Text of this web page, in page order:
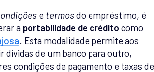
e termosdo empréstimo, é
a portabilidade de crédito como
. Esta modalidade permite aos
dívidas de um banco para outro,
condições de pagamento e taxas de